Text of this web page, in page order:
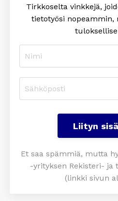
Tirkkoselta vinkkejä,
tietotyösi nopeammin,
Liityn
Et saa spämmiä, mutta
-yrityksen Rekisteri- ja
(linkki sivun